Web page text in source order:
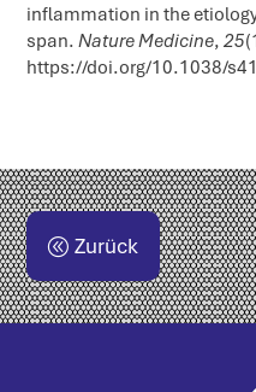
inflammation in the
span.Nature Medicine,25
https://doi.org/10.1038/
Zurück